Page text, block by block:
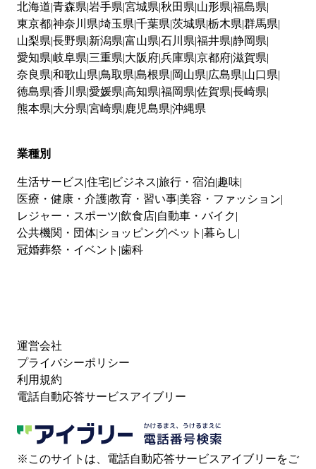
北海道 青森県 岩手県 宮城県 秋田県 山形県 福島県
東京都神奈川県 埼玉県 千葉県 茨城県 栃木県 群馬県
山梨県 長野県 新潟県 富山県 石川県 福井県 静岡県
愛知県 岐阜県 三重県 大阪府兵庫県 京都府滋賀県
奈良県 和歌山県 鳥取県 島根県 岡山県 広島県 山口県
徳島県 香川県 愛媛県 高知県 福岡県 佐賀県 長崎県
熊本県 大分県 宮崎県 鹿児島県 沖縄県
業種別
生活サービス 住宅 ビジネス 旅行・宿泊 趣味
医療・健康・介護教育・習い事 美容・ファッション
レジャー・スポーツ 飲食店 自動車・バイク
公共機関・団体 ショッピングペット 暮らし
冠婚葬祭・イベント 歯科
運営会社
プライバシーポリシー
利用規約
電話自動応答サービスアイブリー
※このサイトは、電話自動応答サービスアイブリーをご